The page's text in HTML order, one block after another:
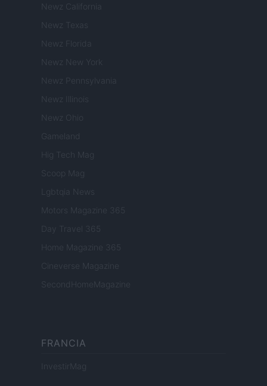
Newz California
Newz Texas
Newz Florida
Newz New York
Newz Pennsylvania
Newz Illinois
Newz Ohio
Gameland
Hig Tech Mag
Scoop Mag
Lgbtqia News
Motors Magazine 365
Day Travel 365
Home Magazine 365
Cineverse Magazine
SecondHomeMagazine
FRANCIA
InvestirMag